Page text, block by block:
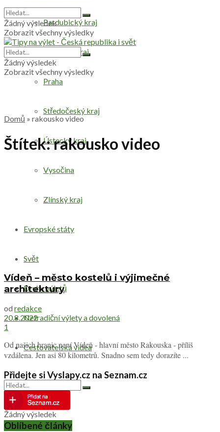
Pardubický kraj
Plzeňský kraj
Praha
Středočeský kraj
Ústecký kraj
Vysočina
Zlínský kraj
Evropské státy
Svět
Druhy výletů
Netradiční výlety a dovolená
Cestovatelská videa
Žádný výsledek
Žádný výsledek
Zobrazit všechny výsledky
Žádný výsledek
Zobrazit všechny výsledky
Domů » rakousko video
Štítek:rakousko video
Vídeň – město kostelů i výjimečné
architektury
od redakce
20.8.2022
1
Od našich hranic není Vídeň - hlavní město Rakouska - příliš
vzdálena. Jen asi 80 kilometrů. Snadno sem tedy dorazíte ...
Přidejte si Vyslapy.cz na Seznam.cz
Oblíbené články